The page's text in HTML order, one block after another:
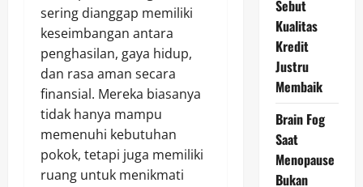
sering dianggap memiliki
keseimbangan antara
penghasilan, gaya hidup,
dan rasa aman secara
finansial. Mereka biasanya
tidak hanya mampu
memenuhi kebutuhan
pokok, tetapi juga memiliki
ruang untuk menikmati
Sebut
Kualitas
Kredit
Justru
Membaik
Brain Fog
Saat
Menopause
Bukan